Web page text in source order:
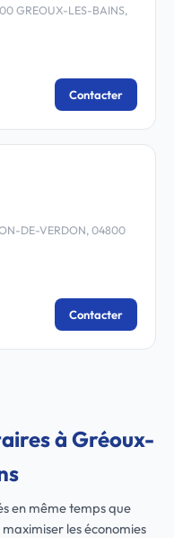
GREOUX-LES-BAINS,
Contacter
DE-VERDON, 04800
Contacter
à Gréoux-
en même temps que
les économies